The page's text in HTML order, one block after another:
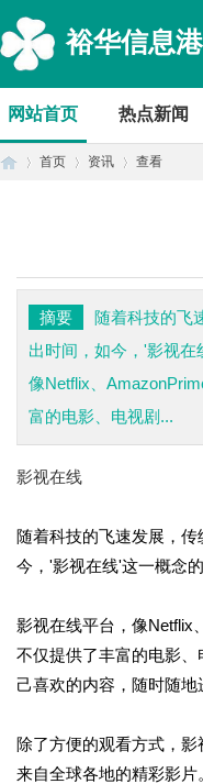
裕华信息港
网站首页 热点新闻
首页 资讯 查看
摘要
随着科技的飞
出时间，如今，'影视
像Netflix、
富的电影、电视剧...
影视在线
随着科技的飞速发展，
今，'影视在线'这一概念
影视在线平台，像Netflix
不仅提供了丰富的电影
己喜欢的内容，随时随
除了方便的观看方式，
来自全球各地的精彩影